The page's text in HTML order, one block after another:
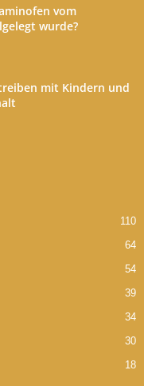
vom
wurde?
mit Kindern und
110
64
54
39
34
30
18